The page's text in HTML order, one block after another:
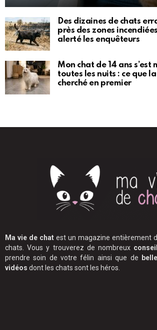
Des dizaines de chats
près des zones
alerté les enquêteurs
Mon chat de 14 ans s’est
toutes les nuits : ce que
cherché en premier
Ma vie de chat est un magazine entièrement
chats. Vous y trouverez de nombreux
prendre soin de votre félin ainsi que de
vidéos dont les chats sont les héros.